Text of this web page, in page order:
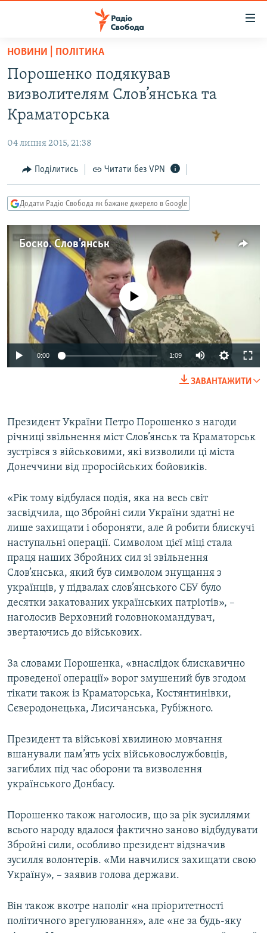
Перейти
основного
матеріалу
Перейти
до
основної
Перейти
до
пошуку
ВСЕ ЗА ДОБУ
СТАТТІ
СУСПІЛЬСТВО
УКРАЇНА
РОСІЙСЬКА «ФІЛЬТРАЦІЯ»
ДОНБАС.РЕАЛІЇ
ТИ ЯК?
СХЕМИ
КИТАЙ.ВИКЛИКИ
МУЛЬТИМЕДІА
ФОТО
СПЕЦПРОЄКТИ
ПОДКАСТИ
КТАТ
ДОЛУЧАЙСЯ!
Усі сайти RFE/RL
НОВИНИ | ПОЛІТИКА
Порошенко подякував
визволителям Слов’янська та
Краматорська
04 липня 2015, 21:38
Поділитись Читати без VPN
Додати Радіо Свобода як бажане джерело в Google
Боско. Слов'янськ
No media source currently available
0:00 1:09
ЗАВАНТАЖИТИ
Президент України Петро Порошенко з нагоди
річниці звільнення міст Слов’янськ та Краматорськ
зустрівся з військовими, які визволили ці міста
Донеччини від проросійських бойовиків.
«Рік тому відбулася подія, яка на весь світ
засвідчила, що Збройні сили України здатні не
лише захищати і обороняти, але й робити блискучі
наступальні операції. Символом цієї міці стала
праця наших Збройних сил зі звільнення
Слов’янська, який був символом знущання з
українців, у підвалах слов’янського СБУ було
десятки закатованих українських патріотів», –
наголосив Верховний головнокомандувач,
звертаючись до військових.
За словами Порошенка, «внаслідок блискавично
проведеної операції» ворог змушений був згодом
тікати також із Краматорська, Костянтинівки,
Сєверодонецька, Лисичанська, Рубіжного.
Президент та військові хвилиною мовчання
вшанували пам’ять усіх військовослужбовців,
загиблих під час оборони та визволення
українського Донбасу.
Порошенко також наголосив, що за рік зусиллями
всього народу вдалося фактично заново відбудувати
Збройні сили, особливо президент відзначив
зусилля волонтерів. «Ми навчилися захищати свою
Україну», – заявив голова держави.
Він також вкотре наполіг «на пріоритетності
політичного врегулювання», але «не за будь-яку